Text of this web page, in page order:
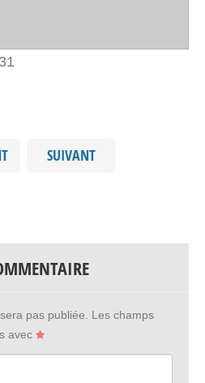
SUIVANT
pas publiée. Les champs
avec